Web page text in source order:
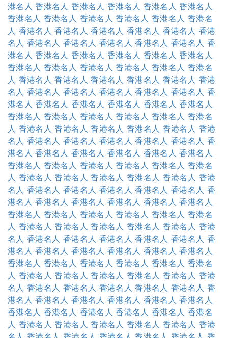
港名人 香港名人 香港名人 香港名人 香港名人 香港名人
香港名人 香港名人 香港名人 香港名人 香港名人 香港名
人 香港名人 香港名人 香港名人 香港名人 香港名人 香港
名人 香港名人 香港名人 香港名人 香港名人 香港名人 香
港名人 香港名人 香港名人 香港名人 香港名人 香港名人
香港名人 香港名人 香港名人 香港名人 香港名人 香港名
人 香港名人 香港名人 香港名人 香港名人 香港名人 香港
名人 香港名人 香港名人 香港名人 香港名人 香港名人 香
港名人 香港名人 香港名人 香港名人 香港名人 香港名人
香港名人 香港名人 香港名人 香港名人 香港名人 香港名
人 香港名人 香港名人 香港名人 香港名人 香港名人 香港
名人 香港名人 香港名人 香港名人 香港名人 香港名人 香
港名人 香港名人 香港名人 香港名人 香港名人 香港名人
香港名人 香港名人 香港名人 香港名人 香港名人 香港名
人 香港名人 香港名人 香港名人 香港名人 香港名人 香港
名人 香港名人 香港名人 香港名人 香港名人 香港名人 香
港名人 香港名人 香港名人 香港名人 香港名人 香港名人
香港名人 香港名人 香港名人 香港名人 香港名人 香港名
人 香港名人 香港名人 香港名人 香港名人 香港名人 香港
名人 香港名人 香港名人 香港名人 香港名人 香港名人 香
港名人 香港名人 香港名人 香港名人 香港名人 香港名人
香港名人 香港名人 香港名人 香港名人 香港名人 香港名
人 香港名人 香港名人 香港名人 香港名人 香港名人 香港
名人 香港名人 香港名人 香港名人 香港名人 香港名人 香
港名人 香港名人 香港名人 香港名人 香港名人 香港名人
香港名人 香港名人 香港名人 香港名人 香港名人 香港名
人 香港名人 香港名人 香港名人 香港名人 香港名人 香港